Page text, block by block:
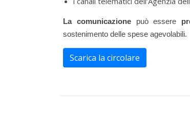
La comunicazione può essere
sostenimento delle spese agevolabili.
Scarica la circolare